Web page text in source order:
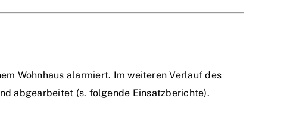
Wohnhaus alarmiert. Im weiteren Verlauf des
abgearbeitet (s. folgende Einsatzberichte).